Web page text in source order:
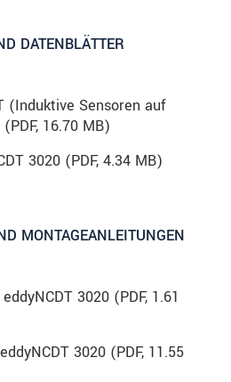
DATENBLÄTTER
(Induktive Sensoren auf
(PDF, 16.70 MB)
3020 (PDF, 4.34 MB)
MONTAGEANLEITUNGEN
3020 (PDF, 1.61
3020 (PDF, 11.55